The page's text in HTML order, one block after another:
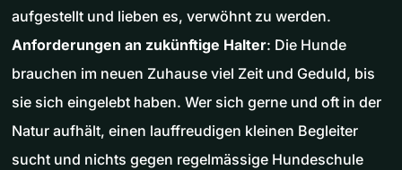
aufgestellt und lieben es, verwöhnt zu werden.
Anforderungen an zukünftige Halter: Die Hunde
brauchen im neuen Zuhause viel Zeit und Geduld, bis
sie sich eingelebt haben. Wer sich gerne und oft in der
Natur aufhält, einen lauffreudigen kleinen Begleiter
sucht und nichts gegen regelmässige Hundeschule